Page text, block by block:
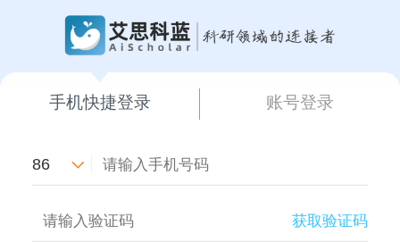
手机快捷登录 账号登录
86
获取验证码